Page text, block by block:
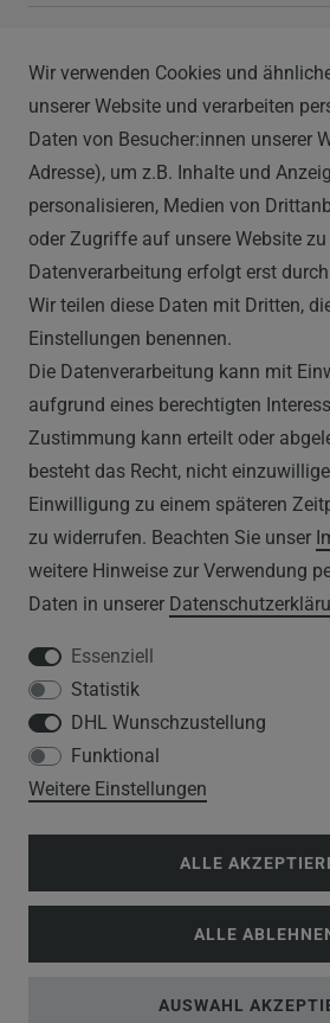
Im Hülsenfeld 9
40721 Hilden
0212 520-82 100
info@vapor-handel.de
Montag - Freitag, 09:00 - 16:00
RECHTLICHES
AGB
WIDERRUFSRECHT
IMPRESSUM
DATENSCHUTZERKLÄRUNG
HINWEISE ZUM
SERVICE
WIDERRUFSFORMULAR
KUNDENINFORMATIONEN
Wir verwenden Cookies und
unserer Website und verarbeiten
Daten von Besucher:innen unserer
Adresse), um z.B. Inhalte und
personalisieren, Medien von
oder Zugriffe auf unsere Website
Datenverarbeitung erfolgt erst
Wir teilen diese Daten mit Dritten,
Einstellungen benennen.
Die Datenverarbeitung kann mit
aufgrund eines berechtigten
Zustimmung kann erteilt oder
besteht das Recht, nicht
Einwilligung zu einem späteren
zu widerrufen. Beachten Sie unser
weitere Hinweise zur Verwendung
Daten in unserer
Essenziell
Statistik
DHL Wunschzustellung
Funktional
Weitere Einstellungen
ALLE
ALLE
AUSWAHL